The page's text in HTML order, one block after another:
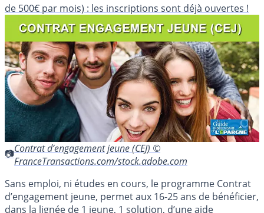
de 500€ par mois) : les inscriptions sont déjà ouvertes !
Contrat d’engagement jeune (CEJ) ©
FranceTransactions.com/stock.adobe.com
Sans emploi, ni études en cours, le programme Contrat
d’engagement jeune, permet aux 16-25 ans de bénéficier,
dans la lignée de 1 jeune, 1 solution, d’une aide